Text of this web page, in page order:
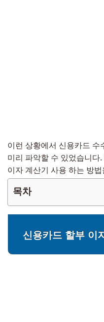
이런 상황에서 신용카드
미리 파악할 수 있었습니
이자 계산기 사용 하는 방
목차
신용카드 할부 이